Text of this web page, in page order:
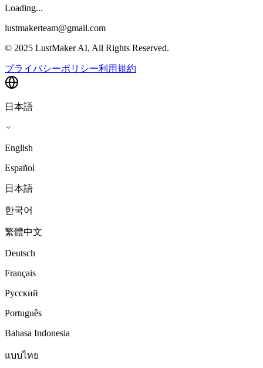
Loading...
lustmakerteam@gmail.com
© 2025 LustMaker AI, All Rights Reserved.
プライバシーポリシー利用規約
日本語
English
Español
日本語
한국어
繁體中文
Deutsch
Français
Русский
Português
Bahasa Indonesia
แบบไทย